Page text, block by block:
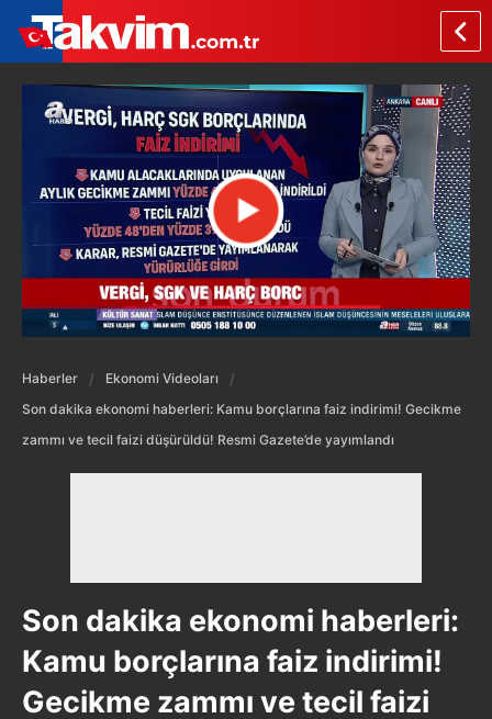
Haberler
Ekonomi Videoları
Son dakika ekonomi haberleri: Kamu borçlarına faiz indirimi! Gecikme
zammı ve tecil faizi düşürüldü! Resmi Gazete’de yayımlandı
Son dakika ekonomi haberleri:
Kamu borçlarına faiz indirimi!
Gecikme zammı ve tecil faizi